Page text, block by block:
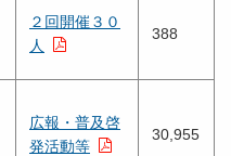
２回開催３０
人
388
広報・普及啓
発活動等
30,955